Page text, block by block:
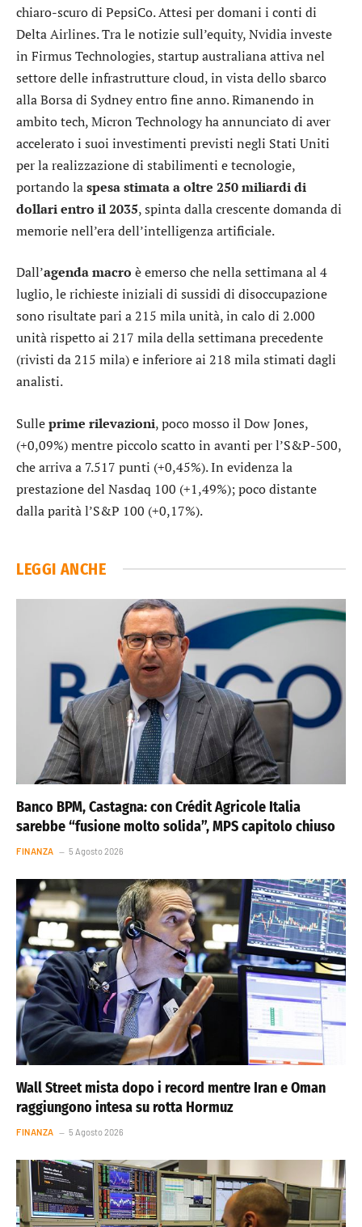
chiaro-scuro di PepsiCo. Attesi per domani i conti di
Delta Airlines. Tra le notizie sull’equity,Nvidiainveste
in Firmus Technologies, startup australiana attiva nel
settore delle infrastrutture cloud, in vista dello sbarco
alla Borsa di Sydney entro fine anno. Rimanendo in
ambito tech,Micron Technologyha annunciato di aver
accelerato i suoi investimenti previsti negli Stati Uniti
per la realizzazione di stabilimenti e tecnologie,
portando laspesa stimata a oltre 250 miliardi di
dollarientro il 2035, spinta dalla crescente domanda di
memorie nell’era dell’intelligenza artificiale.
Dall’agenda macro è emerso che nella settimana al 4
luglio, le richieste iniziali di sussidi di disoccupazione
sono risultate pari a 215 mila unità, in calo di 2.000
unità rispetto ai 217 mila della settimana precedente
(rivisti da 215 mila) e inferiore ai 218 mila stimati dagli
analisti.
Sulleprime rilevazioni, poco mosso il Dow Jones,
(+0,09%) mentre piccolo scatto in avanti per l’S&P-500,
che arriva a 7.517 punti (+0,45%). In evidenza la
prestazione del Nasdaq 100 (+1,49%); poco distante
dalla parità l’S&P 100 (+0,17%).
LEGGI ANCHE
Banco BPM, Castagna: con Crédit Agricole Italia
sarebbe “fusione molto solida”, MPS capitolo chiuso
FINANZA 5 Agosto 2026
Wall Street mista dopo i record mentre Iran e Oman
raggiungono intesa su rotta Hormuz
FINANZA 5 Agosto 2026